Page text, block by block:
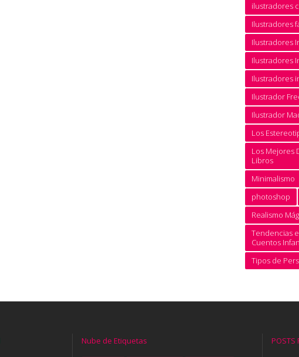
ilustradores
Ilustradores
Ilustradores
Ilustradores
Ilustradores
Ilustrador
Ilustrador
Los
Los Mejores
Libros
Minimalismo
photoshop
Realismo
Tendencias
Cuentos
Tipos de
Nube de Etiquetas POSTS